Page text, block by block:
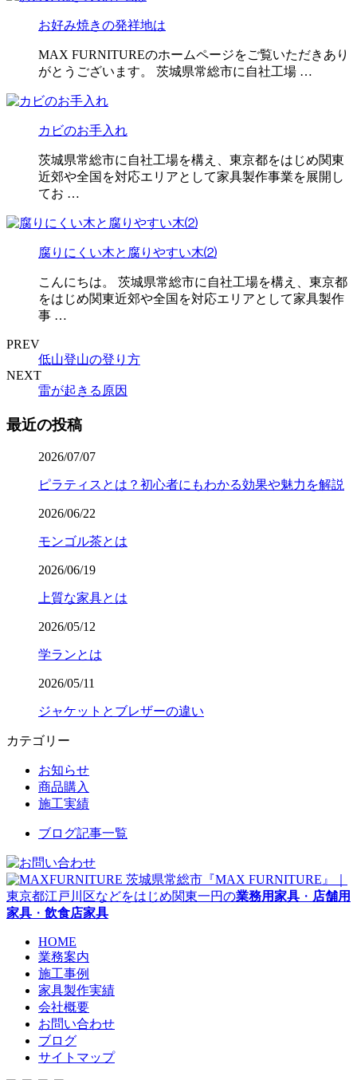
お好み焼きの発祥地は
MAX FURNITUREのホームページをご覧いただきあり
がとうございます。 茨城県常総市に自社工場 …
カビのお手入れ
茨城県常総市に自社工場を構え、東京都をはじめ関東
近郊や全国を対応エリアとして家具製作事業を展開し
てお …
腐りにくい木と腐りやすい木⑵
こんにちは。 茨城県常総市に自社工場を構え、東京都
をはじめ関東近郊や全国を対応エリアとして家具製作
事 …
PREV
低山登山の登り方
NEXT
雷が起きる原因
最近の投稿
2026/07/07
ピラティスとは？初心者にもわかる効果や魅力を解説
2026/06/22
モンゴル茶とは
2026/06/19
上質な家具とは
2026/05/12
学ランとは
2026/05/11
ジャケットとブレザーの違い
カテゴリー
お知らせ
商品購入
施工実績
ブログ記事一覧
茨城県常総市『MAX FURNITURE』｜
東京都江戸川区などをはじめ関東一円の業務用家具 ・ 店舗用
家具 ・ 飲食店家具
HOME
業務案内
施工事例
家具製作実績
会社概要
お問い合わせ
ブログ
サイトマップ